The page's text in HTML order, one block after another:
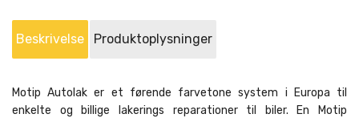
Beskrivelse Produktoplysninger
Motip Autolak er et førende farvetone system i Europa til
enkelte og billige lakerings reparationer til biler. En Motip